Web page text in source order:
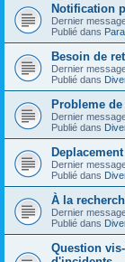
Notification
Dernier
Publié dans
Besoin de
Dernier
Publié dans
Probleme
Dernier
Publié dans
Dernier
Publié dans
À la
Dernier
Publié dans
Question